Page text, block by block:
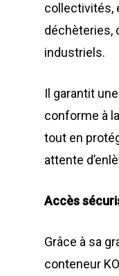
collectivités,
déchèteries,
industriels.
Il garantit
conforme à
tout en
attente
Accès
Grâce à sa
conteneur